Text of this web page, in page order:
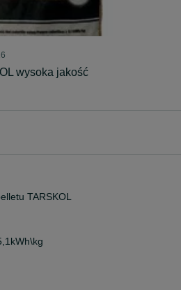
wysoka jakość
TARSKOL